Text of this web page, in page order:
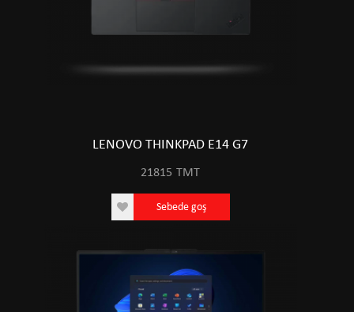
LENOVO THINKPAD E14 G7
21815 TMT
Sebede goş